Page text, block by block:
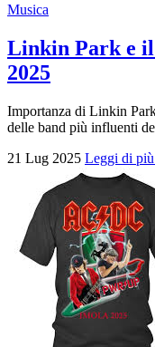
Musica
Linkin Park e
2025
Importanza di Linkin
delle band più influenti
21 Lug 2025 Leggi di